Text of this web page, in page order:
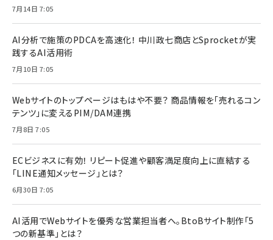
7月14日 7:05
AI分析で施策のPDCAを高速化！ 中川政七商店とSprocketが実
践するAI活用術
7月10日 7:05
Webサイトのトップページはもはや不要？ 商品情報を「売れるコン
テンツ」に変えるPIM/DAM連携
7月8日 7:05
ECビジネスに有効！ リピート促進や顧客満足度向上に直結する
「LINE通知メッセージ」とは？
6月30日 7:05
AI活用でWebサイトを優秀な営業担当者へ。BtoBサイト制作「5
つの新基準」とは？